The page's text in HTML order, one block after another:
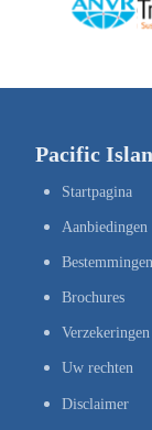
Pacific
Startpagina
Aanbiedingen
Bestemmingen
Brochures
Verzekeringen
Uw rechten
Disclaimer